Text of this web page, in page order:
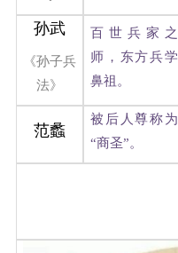
孙武
《孙子兵
法》
百世兵家之
师，东方兵学
鼻祖。
范蠡
被后人尊称为
“商圣”。